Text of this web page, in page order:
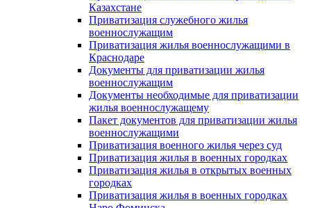
Казахстане
Приватизация служебного жилья
военнослужащим
Приватизация жилья военнослужащими в
Краснодаре
Документы для приватизации жилья
военнослужащим
Документы необходимые для приватизации
жилья военнослужащему
Пакет документов для приватизации жилья
военнослужащими
Приватизация военного жилья через суд
Приватизация жилья в военных городках
Приватизация жилья в открытых военных
городках
Приватизация жилья в военных городках